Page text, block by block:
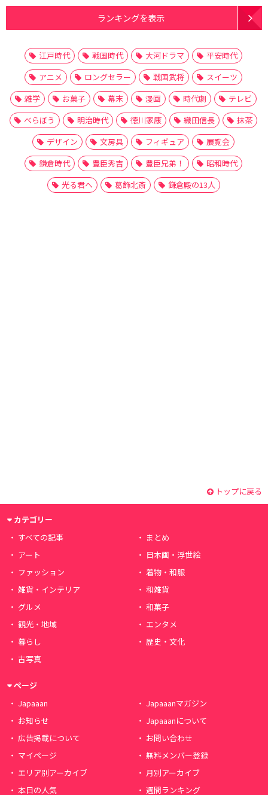
ランキングを表示
江戸時代 戦国時代 大河ドラマ
平安時代
アニメ
ロングセラー 戦国武将
スイーツ
雑学
お菓子 幕末 漫画 時代劇
テレビ
べらぼう
明治時代 徳川家康 織田信長
抹茶
デザイン
文房具 フィギュア
展覧会
鎌倉時代
豊臣秀吉 豊臣兄弟！
昭和時代
光る君へ
葛飾北斎 鎌倉殿の13人
トップに戻る
カテゴリー
すべての記事
まとめ
アート
日本画・浮世絵
ファッション
着物・和服
雑貨・インテリア
和雑貨
グルメ
和菓子
観光・地域
エンタメ
暮らし
歴史・文化
古写真
ページ
Japaaan
Japaaanマガジン
お知らせ
Japaaanについて
広告掲載について
お問い合わせ
マイページ
無料メンバー登録
エリア別アーカイブ
月別アーカイブ
本日の人気
週間ランキング